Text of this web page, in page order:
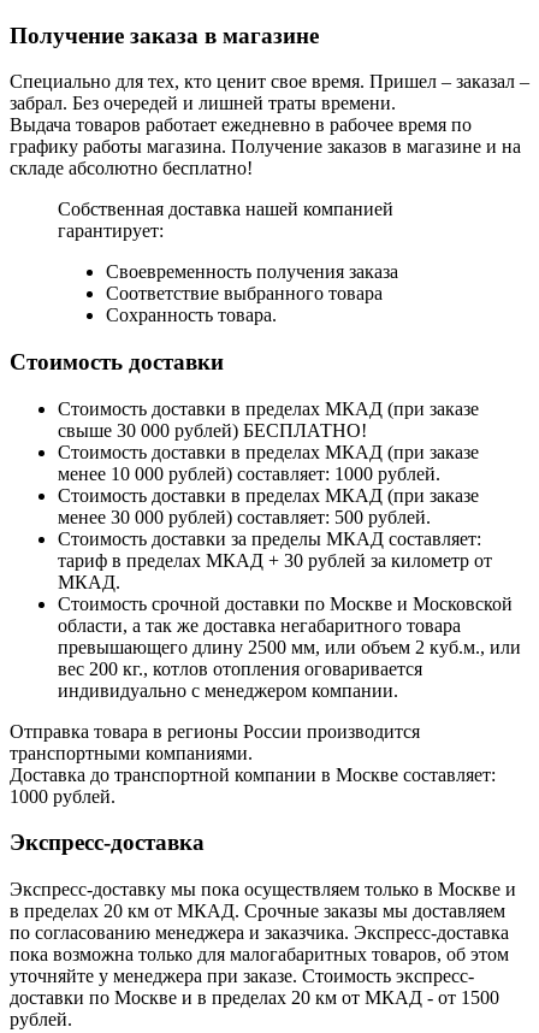
Получение заказа в магазине
Специально для тех, кто ценит свое время. Пришел – заказал –
забрал. Без очередей и лишней траты времени.
Выдача товаров работает ежедневно в рабочее время по
графику работы магазина. Получение заказов в магазине и на
складе абсолютно бесплатно!
Собственная доставка нашей компанией
гарантирует:
Своевременность получения заказа
Соответствие выбранного товара
Сохранность товара.
Стоимость доставки
Стоимость доставки в пределах МКАД (при заказе
свыше 30 000 рублей) БЕСПЛАТНО!
Стоимость доставки в пределах МКАД (при заказе
менее 10 000 рублей) составляет: 1000 рублей.
Стоимость доставки в пределах МКАД (при заказе
менее 30 000 рублей) составляет: 500 рублей.
Стоимость доставки за пределы МКАД составляет:
тариф в пределах МКАД + 30 рублей за километр от
МКАД.
Стоимость срочной доставки по Москве и Московской
области, а так же доставка негабаритного товара
превышающего длину 2500 мм, или объем 2 куб.м., или
вес 200 кг., котлов отопления оговаривается
индивидуально с менеджером компании.
Отправка товара в регионы России производится
транспортными компаниями.
Доставка до транспортной компании в Москве составляет:
1000 рублей.
Экспресс-доставка
Экспресс-доставку мы пока осуществляем только в Москве и
в пределах 20 км от МКАД. Срочные заказы мы доставляем
по согласованию менеджера и заказчика. Экспресс-доставка
пока возможна только для малогабаритных товаров, об этом
уточняйте у менеджера при заказе. Стоимость экспресс-
доставки по Москве и в пределах 20 км от МКАД - от 1500
рублей.